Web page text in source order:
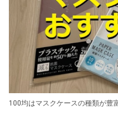
100均はマスクケースの種類が豊